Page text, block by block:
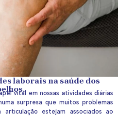
laborais na saúde dos
vital em nossas atividades diárias
surpresa que muitos problemas
estejam associados ao